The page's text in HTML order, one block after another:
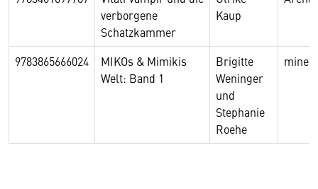
verborgene
Schatzkammer
Kaup
9783865666024
MIKOs & Mimikis
Welt: Band 1
Brigitte
Weninger
und
Stephanie
Roehe